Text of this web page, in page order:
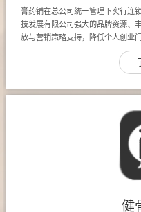
膏药铺在总公司统一管理下实行连
技发展有限公司强大的品牌资源、
放与营销策略支持，降低个人创业
健